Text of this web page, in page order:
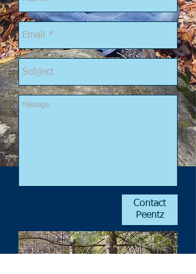
Contact
Peentz